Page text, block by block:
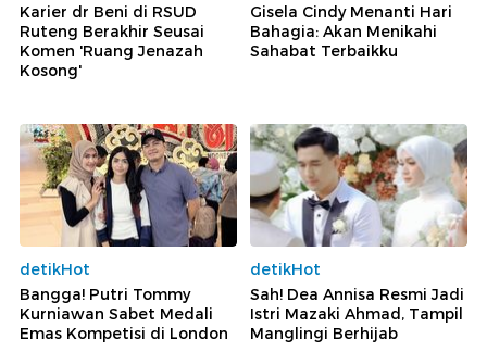
Karier dr Beni di RSUD
Ruteng Berakhir Seusai
Komen 'Ruang Jenazah
Kosong'
Gisela Cindy Menanti Hari
Bahagia: Akan Menikahi
Sahabat Terbaikku
detikHot
Bangga! Putri Tommy
Kurniawan Sabet Medali
Emas Kompetisi di London
detikHot
Sah! Dea Annisa Resmi Jadi
Istri Mazaki Ahmad, Tampil
Manglingi Berhijab